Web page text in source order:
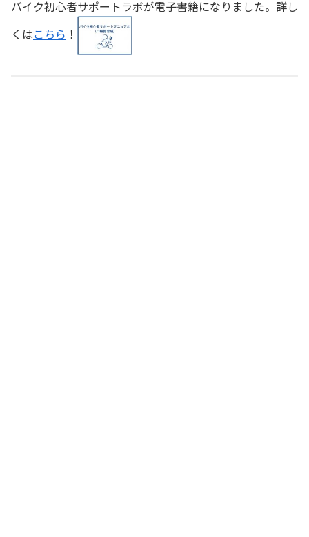
バイク初心者サポートラボが電子書籍になりました。詳し
くはこちら ！